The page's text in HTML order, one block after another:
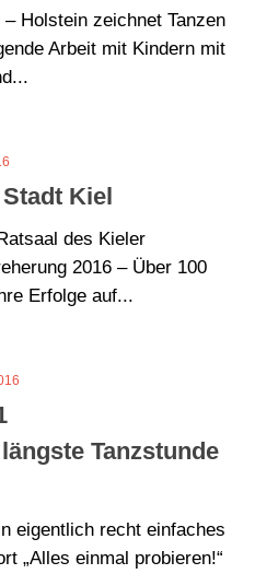
Holstein zeichnet Tanzen
Arbeit mit Kindern mit
Kiel
des Kieler
2016 – Über 100
Erfolge auf...
Tanzstunde
eigentlich recht einfaches
„Alles einmal probieren!“